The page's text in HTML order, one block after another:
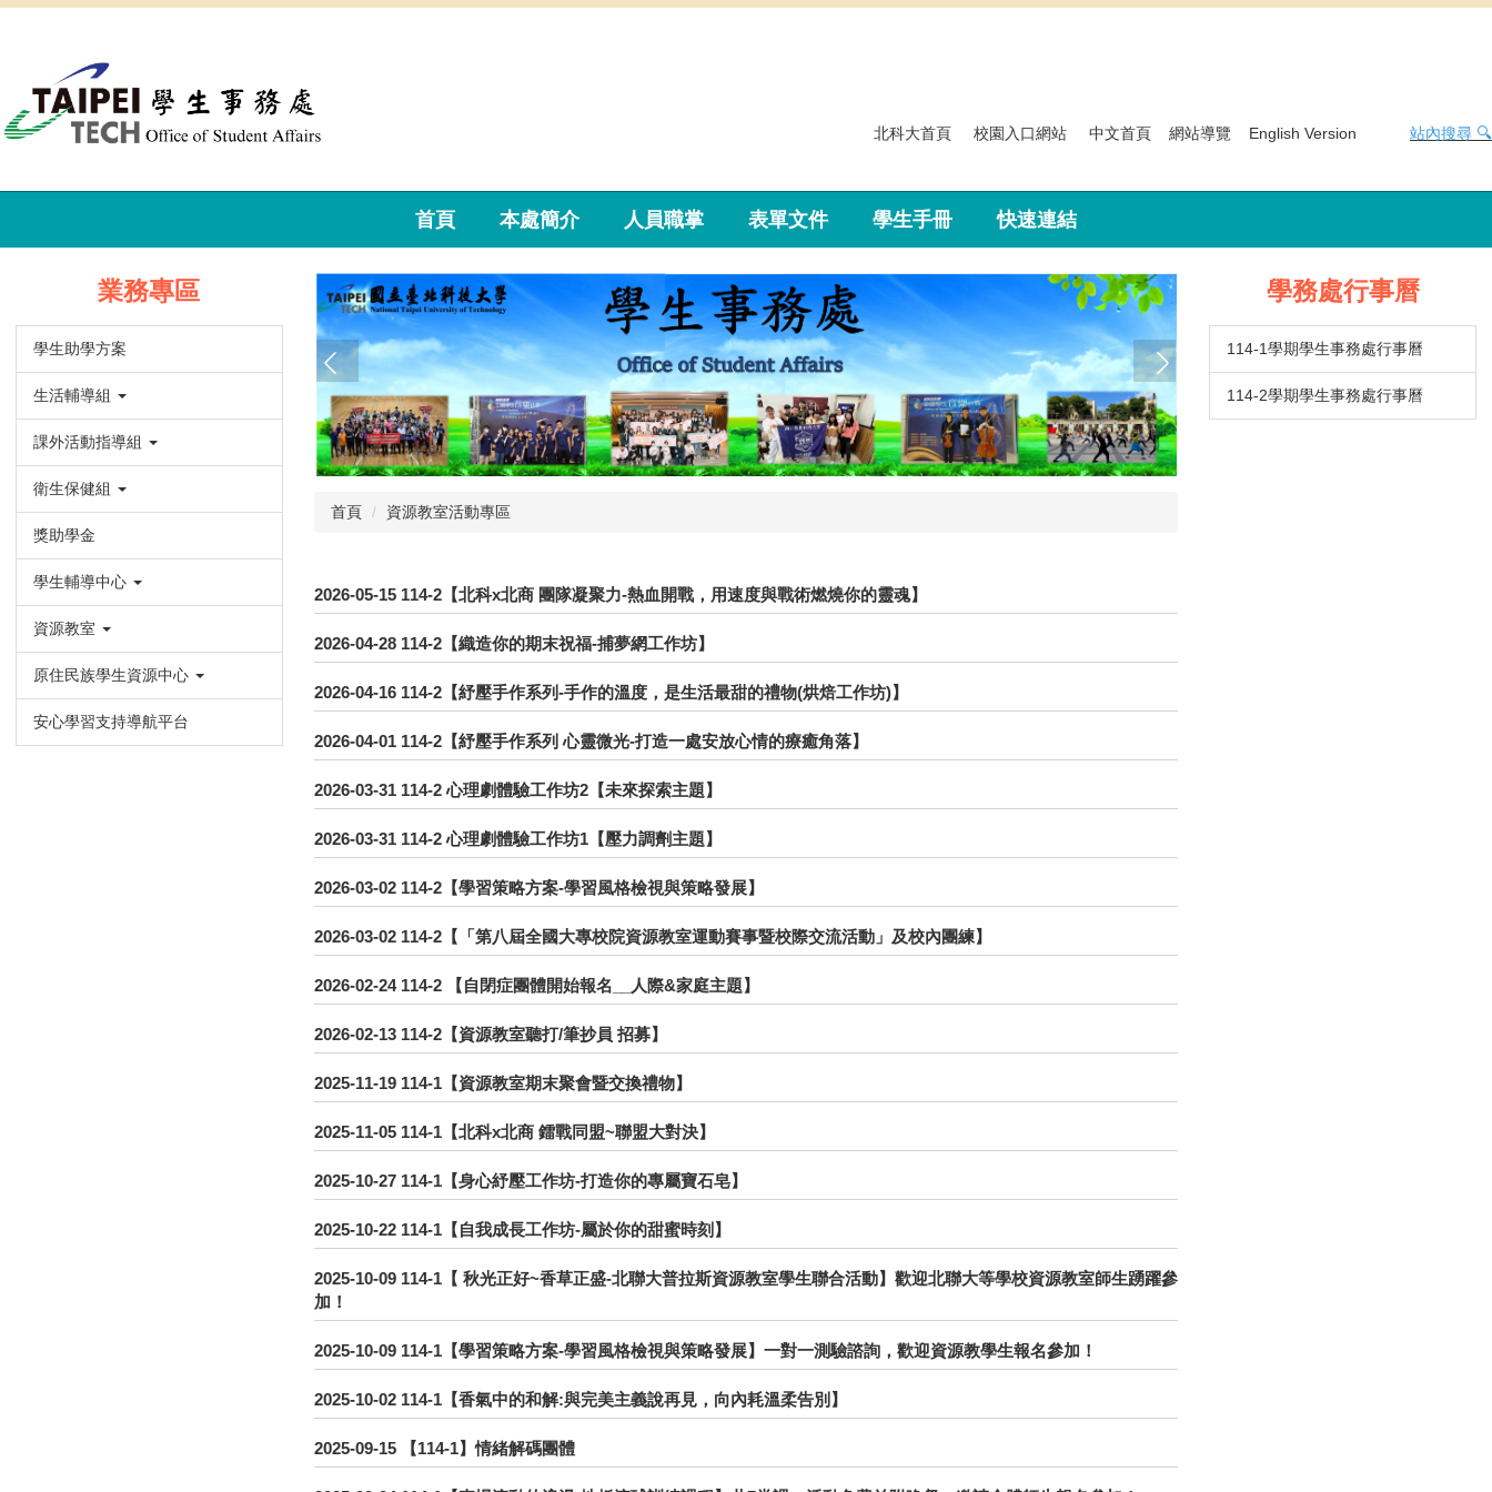
內
容
北科大首頁 校園入口網站 中文首頁 網站導覽 English Version 站內搜尋 🔍
首頁 本處簡介 人員職掌 表單文件 學生手冊 快速連結
業務專區
學生助學方案
生活輔導組
課外活動指導組
衛生保健組
獎助學金
學生輔導中心
資源教室
原住民族學生資源中心
安心學習支持導航平台
衛保組招募志工
首頁 資源教室活動專區
2026-05-15 114-2【北科x北商 團隊凝聚力-熱血開戰，用速度與戰術燃燒你的靈魂】
2026-04-28 114-2【織造你的期末祝福-捕夢網工作坊】
2026-04-16 114-2【紓壓手作系列-手作的溫度，是生活最甜的禮物(烘焙工作坊)】
2026-04-01 114-2【紓壓手作系列 心靈微光-打造一處安放心情的療癒角落】
2026-03-31 114-2 心理劇體驗工作坊2【未來探索主題】
2026-03-31 114-2 心理劇體驗工作坊1【壓力調劑主題】
2026-03-02 114-2【學習策略方案-學習風格檢視與策略發展】
2026-03-02 114-2【「第八屆全國大專校院資源教室運動賽事暨校際交流活動」及校內團練】
2026-02-24 114-2 【自閉症團體開始報名__人際&家庭主題】
2026-02-13 114-2【資源教室聽打/筆抄員 招募】
2025-11-19 114-1【資源教室期末聚會暨交換禮物】
2025-11-05 114-1【北科x北商 鐳戰同盟~聯盟大對決】
2025-10-27 114-1【身心紓壓工作坊-打造你的專屬寶石皂】
2025-10-22 114-1【自我成長工作坊-屬於你的甜蜜時刻】
2025-10-09 114-1【 秋光正好~香草正盛-北聯大普拉斯資源教室學生聯合活動】歡迎北聯大等學校資源教室師生踴躍參
加！
2025-10-09 114-1【學習策略方案-學習風格檢視與策略發展】一對一測驗諮詢，歡迎資源教學生報名參加！
2025-10-02 114-1【香氣中的和解:與完美主義說再見，向內耗溫柔告別】
2025-09-15 【114-1】情緒解碼團體
學務處行事曆
114-1學期學生事務處行事曆
114-2學期學生事務處行事曆